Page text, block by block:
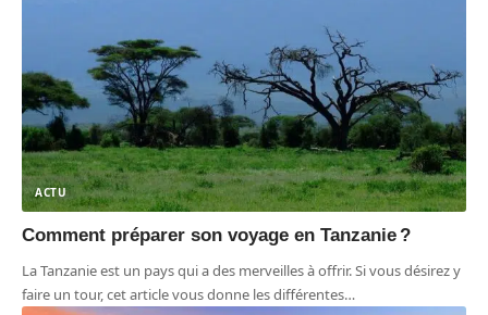
ACTU
Comment préparer son voyage en Tanzanie ?
La Tanzanie est un pays qui a des merveilles à offrir. Si vous désirez y
faire un tour, cet article vous donne les différentes…